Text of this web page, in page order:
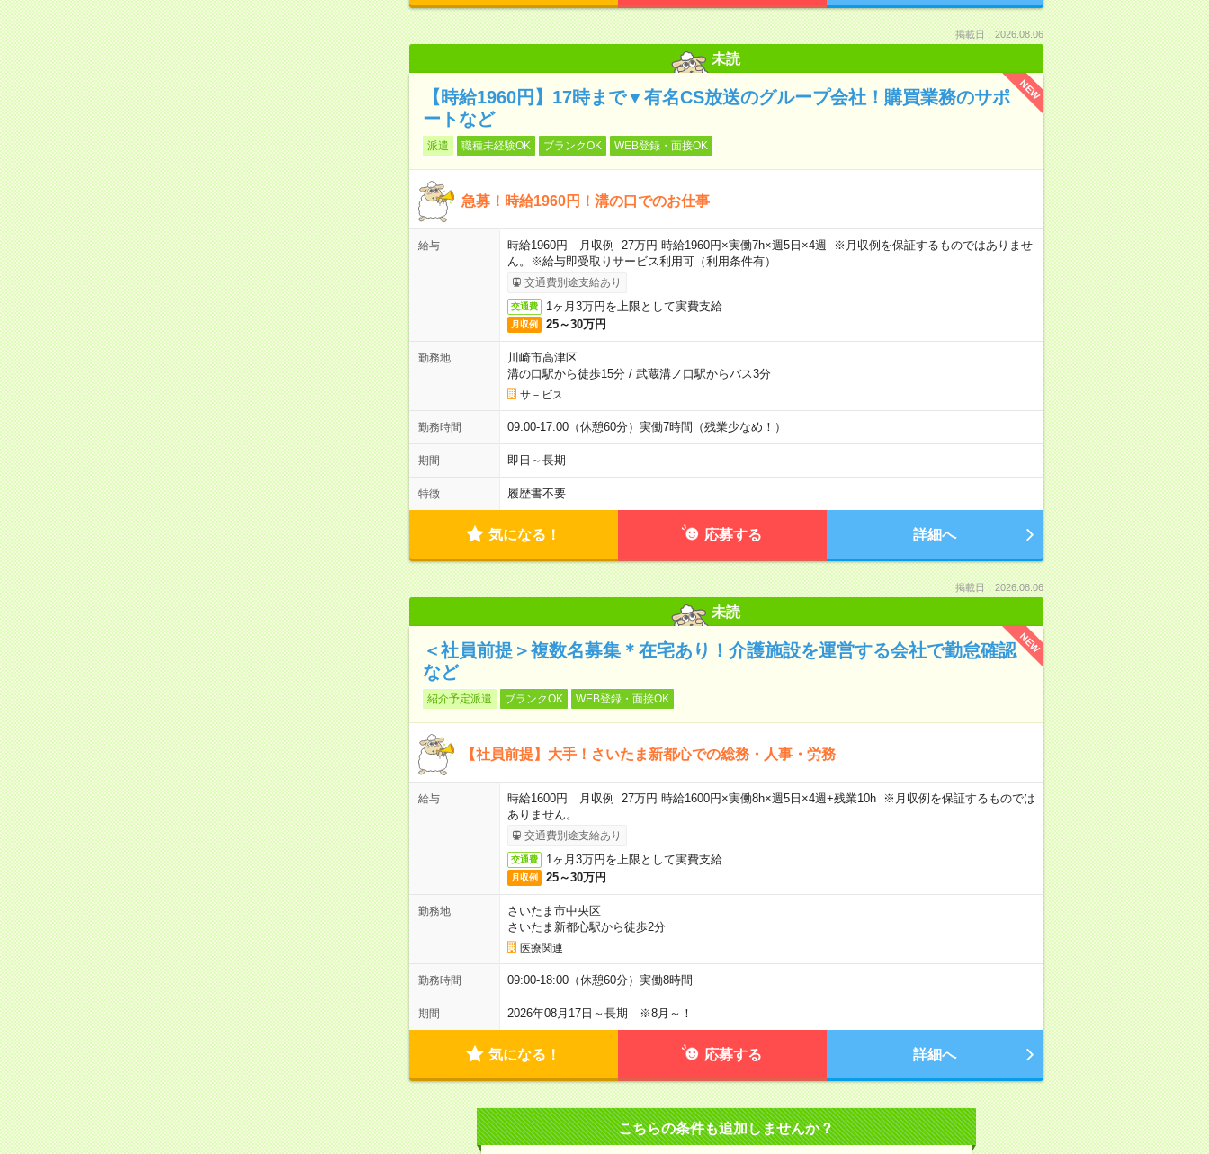
掲載日：2026.08.06
未読
NEW
【時給1960円】17時まで▼有名CS放送のグループ会社！購買業務のサポ
ートなど
派遣 職種未経験OK ブランクOK WEB登録・面接OK
急募！時給1960円！溝の口でのお仕事
給与
時給1960円 月収例 27万円 時給1960円×実働7h×週5日×4週 ※月収例を保証するものではありませ
ん。※給与即受取りサービス利用可（利用条件有）
交通費別途支給あり
交通費 1ヶ月3万円を上限として実費支給
月収例 25～30万円
勤務地
川崎市高津区
溝の口駅から徒歩15分/ 武蔵溝ノ口駅からバス3分
サ－ビス
勤務時間 09:00-17:00（休憩60分）実働7時間（残業少なめ！）
期間 即日～長期
特徴 履歴書不要
気になる！ 応募する 詳細へ
掲載日：2026.08.06
未読
NEW
＜社員前提＞複数名募集＊在宅あり！介護施設を運営する会社で勤怠確認
など
紹介予定派遣 ブランクOK WEB登録・面接OK
【社員前提】大手！さいたま新都心での総務・人事・労務
給与
時給1600円 月収例 27万円 時給1600円×実働8h×週5日×4週+残業10h ※月収例を保証するものでは
ありません。
交通費別途支給あり
交通費 1ヶ月3万円を上限として実費支給
月収例 25～30万円
勤務地
さいたま市中央区
さいたま新都心駅から徒歩2分
医療関連
勤務時間 09:00-18:00（休憩60分）実働8時間
期間 2026年08月17日～長期 ※8月～！
気になる！ 応募する 詳細へ
こちらの条件も追加しませんか？